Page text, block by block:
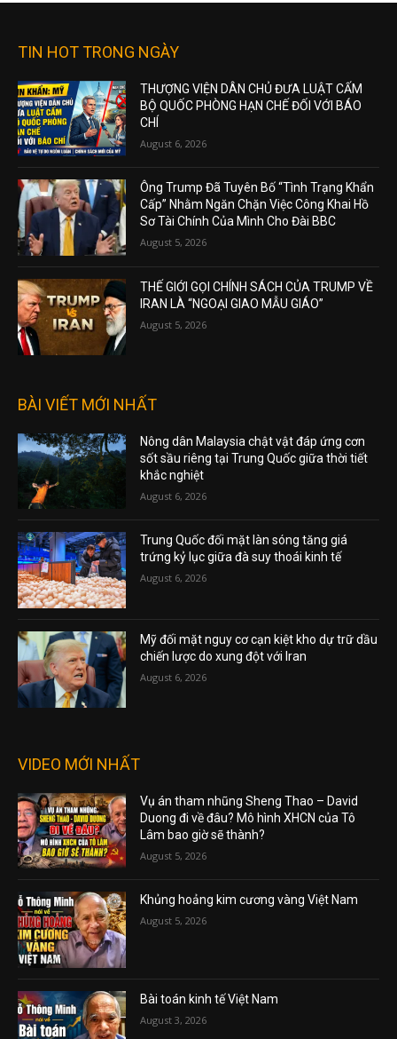
TIN HOT TRONG NGÀY
THƯỢNG VIỆN DÂN CHỦ ĐƯA LUẬT CẤM
BỘ QUỐC PHÒNG HẠN CHẾ ĐỐI VỚI BÁO
CHÍ
August 6, 2026
Ông Trump Đã Tuyên Bố “Tình Trạng Khẩn
Cấp” Nhằm Ngăn Chặn Việc Công Khai Hồ
Sơ Tài Chính Của Mình Cho Đài BBC
August 5, 2026
THẾ GIỚI GỌI CHÍNH SÁCH CỦA TRUMP VỀ
IRAN LÀ “NGOẠI GIAO MẪU GIÁO”
August 5, 2026
BÀI VIẾT MỚI NHẤT
Nông dân Malaysia chật vật đáp ứng cơn
sốt sầu riêng tại Trung Quốc giữa thời tiết
khắc nghiệt
August 6, 2026
Trung Quốc đối mặt làn sóng tăng giá
trứng kỷ lục giữa đà suy thoái kinh tế
August 6, 2026
Mỹ đối mặt nguy cơ cạn kiệt kho dự trữ dầu
chiến lược do xung đột với Iran
August 6, 2026
VIDEO MỚI NHẤT
Vụ án tham nhũng Sheng Thao – David
Duong đi về đâu? Mô hình XHCN của Tô
Lâm bao giờ sẽ thành?
August 5, 2026
Khủng hoảng kim cương vàng Việt Nam
August 5, 2026
Bài toán kinh tế Việt Nam
August 3, 2026